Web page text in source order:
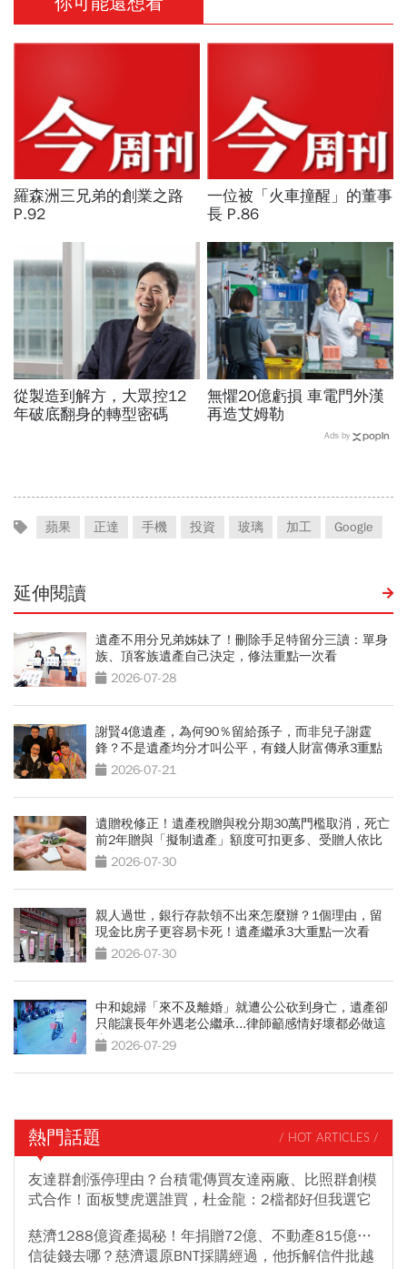
羅森洲三兄弟的創業之路
P.92
一位被「火車撞醒」的董事
長 P.86
從製造到解方，大眾控12
年破底翻身的轉型密碼
無懼20億虧損 車電門外漢
再造艾姆勒
Ads by
蘋果 正達 手機 投資 玻璃 加工 Google
延伸閱讀
遺產不用分兄弟姊妹了！刪除手足特留分三讀：單身
族、頂客族遺產自己決定，修法重點一次看
2026-07-28
謝賢4億遺產，為何90％留給孫子，而非兒子謝霆
鋒？不是遺產均分才叫公平，有錢人財富傳承3重點
2026-07-21
遺贈稅修正！遺產稅贈與稅分期30萬門檻取消，死亡
前2年贈與「擬制遺產」額度可扣更多、受贈人依比
例負擔
2026-07-30
親人過世，銀行存款領不出來怎麼辦？1個理由，留
現金比房子更容易卡死！遺產繼承3大重點一次看
2026-07-30
中和媳婦「來不及離婚」就遭公公砍到身亡，遺產卻
只能讓長年外遇老公繼承...律師籲感情好壞都必做這
事 2026-07-29
熱門話題 / HOT ARTICLES /
友達群創漲停理由？台積電傳買友達兩廠、比照群創模
式合作！面板雙虎選誰買，杜金龍：2檔都好但我選它
慈濟1288億資產揭秘！年捐贈72億、不動產815億…
信徒錢去哪？慈濟還原BNT採購經過，他拆解信件批越